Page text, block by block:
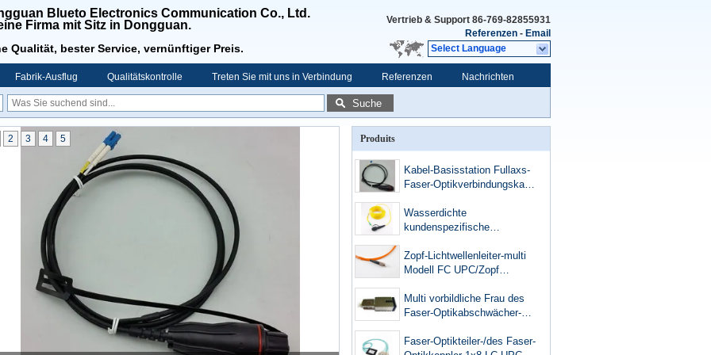
Blueto Electronics Communication Co., Ltd.
Firma mit Sitz in Dongguan.
Qualität, bester Service, vernünftiger Preis.
Vertrieb & Support 86-769-82855931
Referenzen - Email
Select Language
Fabrik-Ausflug Qualitätskontrolle Treten Sie mit uns in Verbindung Referenzen Nachrichten
Suche
2 3 4 5 Produits
Kabel-Basisstation Fullaxs-
Faser-Optikverbindungskabel
gepanzertem
Lichtwellenleiter LC
Wasserdichte
kundenspezifische
FTTA Huawei zu LC APC
einzelnes vorbildliches Fiber
Zopf-Lichtwellenleiter-multi
Modell FC UPC/Zopf
Multi vorbildliche Frau des
Faser-Optikabschwächer-
Mann/FC zu weiblichem
Faser-Optikteiler-/des Faser-